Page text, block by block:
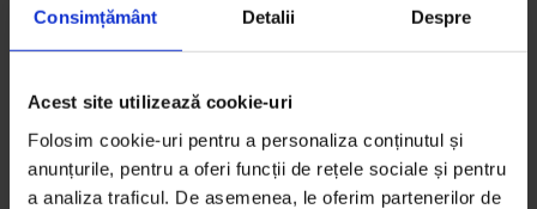
Consimțământ Detalii Despre
Acest site utilizează cookie-uri
Folosim cookie-uri pentru a personaliza conținutul și
anunțurile, pentru a oferi funcții de rețele sociale și pentru
a analiza traficul. De asemenea, le oferim partenerilor de